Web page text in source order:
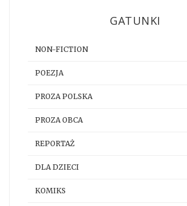
GATUNKI
NON-FICTION
POEZJA
PROZA POLSKA
PROZA OBCA
REPORTAŻ
DLA DZIECI
KOMIKS